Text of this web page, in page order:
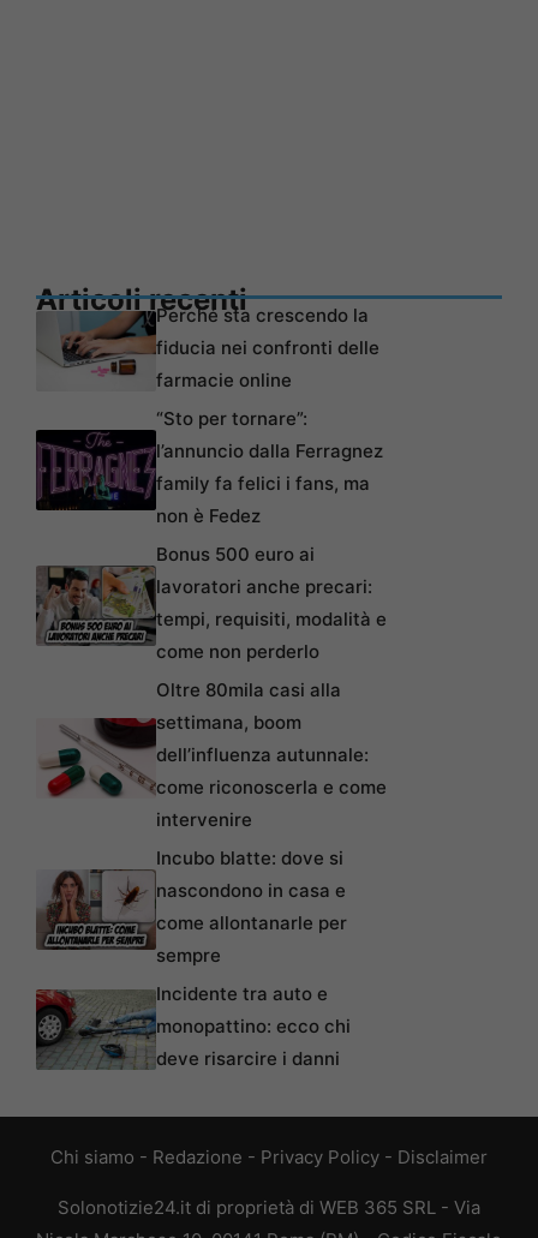
Articoli recentiPerché sta crescendo la
fiducia nei confronti delle
farmacie online
“Sto per tornare”:
l’annuncio dalla Ferragnez
family fa felici i fans, ma
non è Fedez
Bonus 500 euro ai
lavoratori anche precari:
tempi, requisiti, modalità e
come non perderlo
Oltre 80mila casi alla
settimana, boom
dell’influenza autunnale:
come riconoscerla e come
intervenire
Incubo blatte: dove si
nascondono in casa e
come allontanarle per
sempre
Incidente tra auto e
monopattino: ecco chi
deve risarcire i danni
Chi siamo - Redazione - Privacy Policy - Disclaimer
Solonotizie24.it di proprietà di WEB 365 SRL - Via